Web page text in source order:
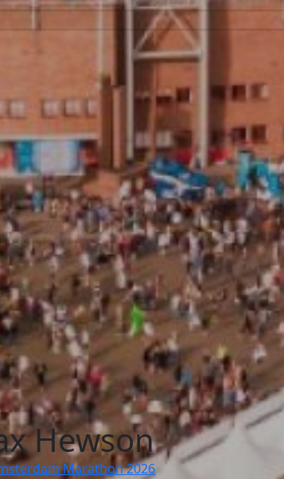
Hewson
Marathon 2026